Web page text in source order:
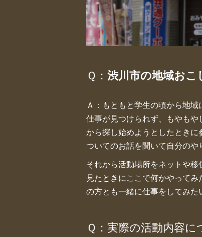
Ｑ： 渋川市の地域おこ
Ａ：もともと学生の頃から地
仕事が見つけられず、もやも
から探し始めようとしたとき
ついてのお話を聞いて自分のや
それから活動場所をネットや
見たときにここで何かやって
の方とも一緒に仕事をしてみた
Ｑ：実際の活動内容に